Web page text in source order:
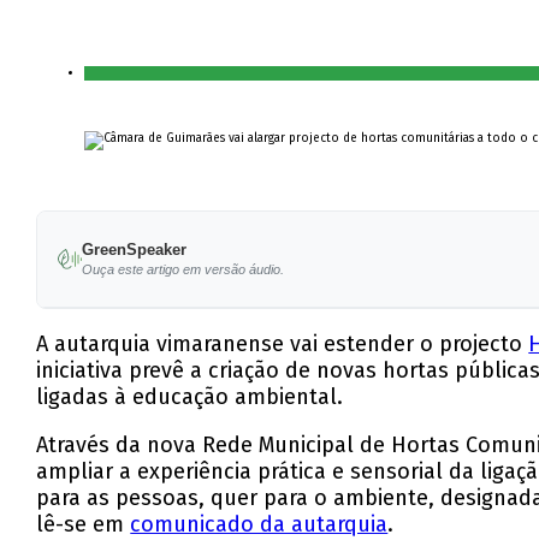
GreenSpeaker
Ouça este artigo em versão áudio.
A autarquia vimaranense vai estender o projecto
iniciativa prevê a criação de novas hortas
ligadas à educação ambiental.
Através da nova Rede Municipal de Hortas
ampliar a experiência prática e sensorial da
para as pessoas, quer para o ambiente,
lê-se em comunicado da autarquia.